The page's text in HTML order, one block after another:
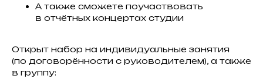
А также сможете поучаствовать
в отчётных концертах студии
Открыт набор на индивидуальные занятия
(по договорённости с руководителем), а также
в группу: